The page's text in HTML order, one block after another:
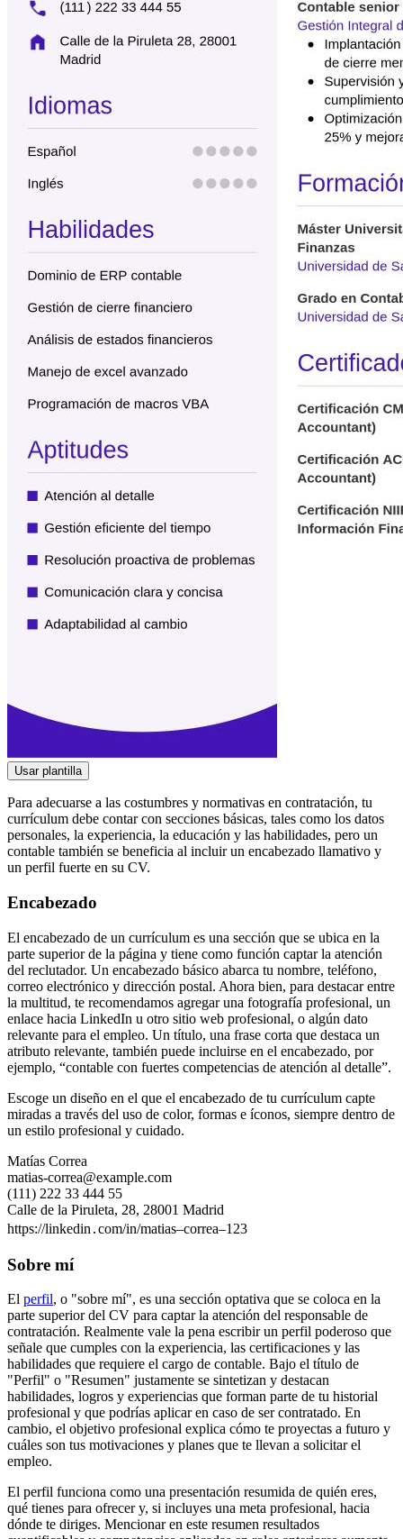
Usar plantilla
Para adecuarse a las costumbres y normativas en contratación, tu
currículum debe contar con secciones básicas, tales como los datos
personales, la experiencia, la educación y las habilidades, pero un
contable también se beneficia al incluir un encabezado llamativo y
un perfil fuerte en su CV.
Encabezado
El encabezado de un currículum es una sección que se ubica en la
parte superior de la página y tiene como función captar la atención
del reclutador. Un encabezado básico abarca tu nombre, teléfono,
correo electrónico y dirección postal. Ahora bien, para destacar entre
la multitud, te recomendamos agregar una fotografía profesional, un
enlace hacia LinkedIn u otro sitio web profesional, o algún dato
relevante para el empleo. Un título, una frase corta que destaca un
atributo relevante, también puede incluirse en el encabezado, por
ejemplo, “contable con fuertes competencias de atención al detalle”.
Escoge un diseño en el que el encabezado de tu currículum capte
miradas a través del uso de color, formas e íconos, siempre dentro de
un estilo profesional y cuidado.
Matías Correa
matias-correa@example.com
(111) 222 33 444 55
Calle de la Piruleta, 28, 28001 Madrid
https://linkedin․com/in/matias–correa–123
Sobre mí
El perfil, o "sobre mí", es una sección optativa que se coloca en la
parte superior del CV para captar la atención del responsable de
contratación. Realmente vale la pena escribir un perfil poderoso que
señale que cumples con la experiencia, las certificaciones y las
habilidades que requiere el cargo de contable. Bajo el título de
"Perfil" o "Resumen" justamente se sintetizan y destacan
habilidades, logros y experiencias que forman parte de tu historial
profesional y que podrías aplicar en caso de ser contratado. En
cambio, el objetivo profesional explica cómo te proyectas a futuro y
cuáles son tus motivaciones y planes que te llevan a solicitar el
empleo.
El perfil funciona como una presentación resumida de quién eres,
qué tienes para ofrecer y, si incluyes una meta profesional, hacia
dónde te diriges. Mencionar en este resumen resultados